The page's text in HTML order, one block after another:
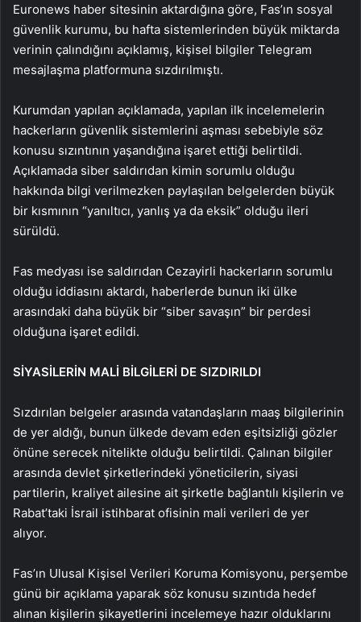
Euronews haber sitesinin aktardığına göre, Fas’ın sosyal
güvenlik kurumu, bu hafta sistemlerinden büyük miktarda
verinin çalındığını açıklamış, kişisel bilgiler Telegram
mesajlaşma platformuna sızdırılmıştı.
Kurumdan yapılan açıklamada, yapılan ilk incelemelerin
hackerların güvenlik sistemlerini aşması sebebiyle söz
konusu sızıntının yaşandığına işaret ettiği belirtildi.
Açıklamada siber saldırıdan kimin sorumlu olduğu
hakkında bilgi verilmezken paylaşılan belgelerden büyük
bir kısmının “yanıltıcı, yanlış ya da eksik” olduğu ileri
sürüldü.
Fas medyası ise saldırıdan Cezayirli hackerların sorumlu
olduğu iddiasını aktardı, haberlerde bunun iki ülke
arasındaki daha büyük bir “siber savaşın” bir perdesi
olduğuna işaret edildi.
SİYASİLERİN MALİ BİLGİLERİ DE SIZDIRILDI
Sızdırılan belgeler arasında vatandaşların maaş bilgilerinin
de yer aldığı, bunun ülkede devam eden eşitsizliği gözler
önüne serecek nitelikte olduğu belirtildi. Çalınan bilgiler
arasında devlet şirketlerindeki yöneticilerin, siyasi
partilerin, kraliyet ailesine ait şirketle bağlantılı kişilerin ve
Rabat’taki İsrail istihbarat ofisinin mali verileri de yer
alıyor.
Fas’ın Ulusal Kişisel Verileri Koruma Komisyonu, perşembe
günü bir açıklama yaparak söz konusu sızıntıda hedef
alınan kişilerin şikayetlerini incelemeye hazır olduklarını